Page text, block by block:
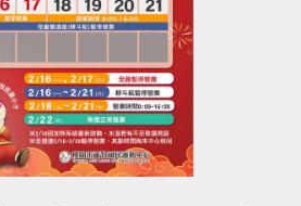
#112
網 :
zh_TW/news/pageID/1/
運動中心